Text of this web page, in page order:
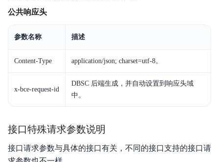
公共响应头
参数名称 描述
Content-Type application/json; charset=utf-8。
x-bce-request-id
DBSC 后端生成，并自动设置到响应头域
中。
接口特殊请求参数说明
接口请求参数与具体的接口有关，不同的接口支持的接口请